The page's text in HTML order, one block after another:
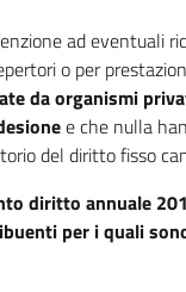
ad eventuali
o per
da organismi
e che nulla
del diritto fisso
diritto annuale
per i quali